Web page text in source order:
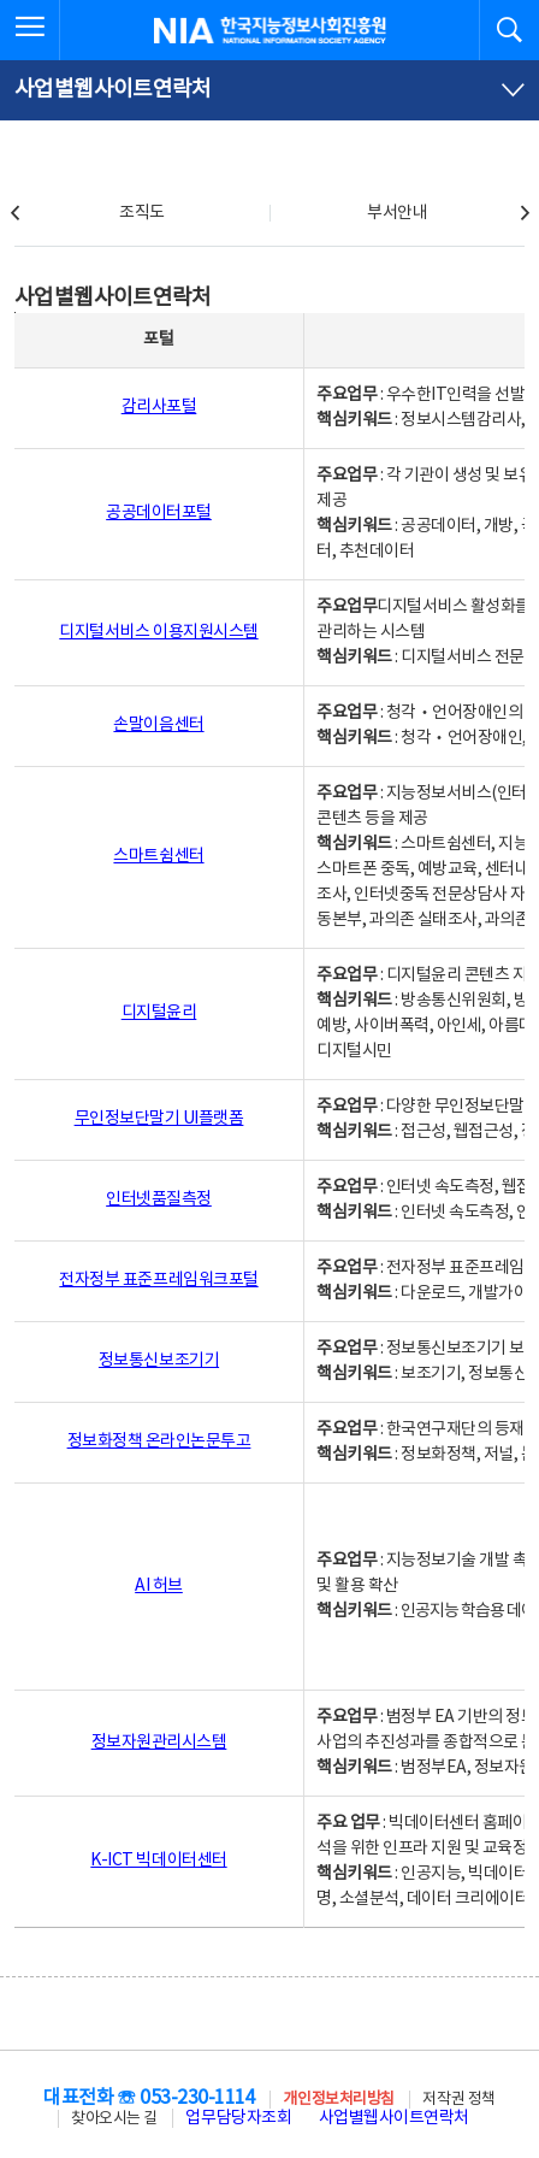
문
로
가
체
뉴
바
가
한국지능정보사회진흥원
사업별웹사이트연락처
조직도 부서안내
사업별웹사이트연락처
포털
감리사포털
주요업무: 우수한IT인력을 선발
핵심키워드: 정보시스템감리사,
공공데이터포털
주요업무: 각 기관이 생성 및 보
제공
핵심키워드: 공공데이터, 개방,
터, 추천데이터
디지털서비스 이용지원시스템
주요업무디지털서비스 활성화를
관리하는 시스템
핵심키워드: 디지털서비스 전문
손말이음센터
주요업무: 청각‧언어장애인의
핵심키워드: 청각‧언어장애인,
스마트쉼센터
주요업무: 지능정보서비스(인터
콘텐츠 등을 제공
핵심키워드: 스마트쉼센터, 지능
스마트폰 중독, 예방교육, 센터내
조사, 인터넷중독 전문상담사 자
동본부, 과의존 실태조사, 과의존
디지털윤리
주요업무: 디지털윤리 콘텐츠 지
핵심키워드: 방송통신위원회, 방
예방, 사이버폭력, 아인세, 아름
디지털시민
무인정보단말기 UI플랫폼
주요업무: 다양한 무인정보단말
핵심키워드: 접근성, 웹접근성,
인터넷품질측정
주요업무: 인터넷 속도측정, 웹접
핵심키워드: 인터넷 속도측정, 인
전자정부 표준프레임워크포털
주요업무: 전자정부 표준프레임
핵심키워드: 다운로드, 개발가이
정보통신보조기기
주요업무: 정보통신보조기기 보
핵심키워드: 보조기기, 정보통신
정보화정책 온라인논문투고
주요업무: 한국연구재단의 등재
핵심키워드: 정보화정책, 저널,
AI 허브
주요업무: 지능정보기술 개발 촉
및 활용 확산
핵심키워드: 인공지능 학습용 데
정보자원관리시스템
주요업무: 범정부 EA 기반의 정
사업의 추진성과를 종합적으로
핵심키워드: 범정부EA, 정보자
K-ICT 빅데이터센터
주요 업무: 빅데이터센터 홈페이
석을 위한 인프라 지원 및 교육정
핵심키워드: 인공지능, 빅데이터,
명, 소셜분석, 데이터 크리에이터
대표전화 ☏ 053-230-1114 개인정보처리방침
저작권 정책
찾아오시는 길
업무담당자조회 사업별웹사이트연락처